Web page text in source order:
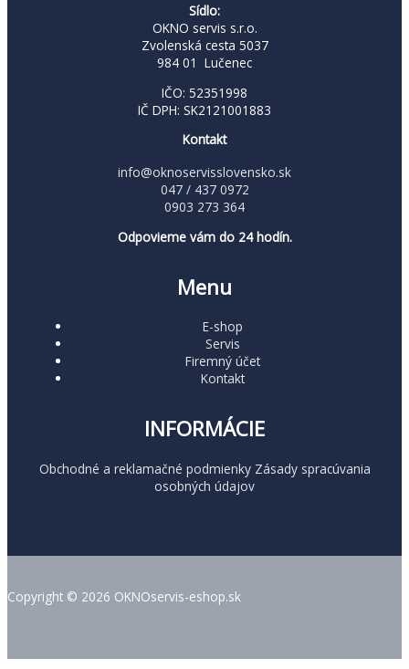
Sídlo:
OKNO servis s.r.o.
Zvolenská cesta 5037
984 01 Lučenec
IČO: 52351998
IČ DPH: SK2121001883
Kontakt
info@oknoservisslovensko.sk
047 / 437 0972
0903 273 364
Odpovieme vám do 24 hodín.
Menu
E-shop
Servis
Firemný účet
Kontakt
INFORMÁCIE
Obchodné a reklamačné podmienky Zásady spracúvania
osobných údajov
Copyright © 2026 OKNOservis-eshop.sk